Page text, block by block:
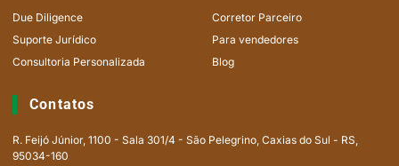
Due Diligence
Suporte Jurídico
Consultoria Personalizada
Corretor Parceiro
Para vendedores
Blog
Contatos
R. Feijó Júnior, 1100 - Sala 301/4 - São Pelegrino, Caxias do Sul - RS,
95034-160